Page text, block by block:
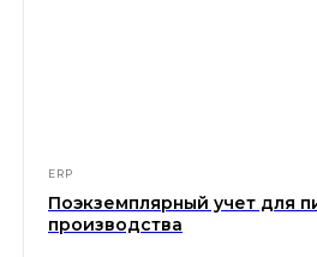
ERP
Поэкземплярный учет для
производства